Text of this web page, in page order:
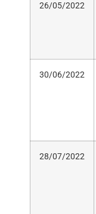
26/05/2022
30/06/2022
28/07/2022